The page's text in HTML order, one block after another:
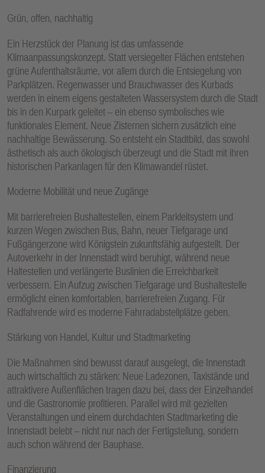
Grün, offen, nachhaltig
Ein Herzstück der Planung ist das umfassende
Klimaanpassungskonzept. Statt versiegelter Flächen entstehen
grüne Aufenthaltsräume, vor allem durch die Entsiegelung von
Parkplätzen. Regenwasser und Brauchwasser des Kurbads
werden in einem eigens gestalteten Wassersystem durch die Stadt
bis in den Kurpark geleitet – ein ebenso symbolisches wie
funktionales Element. Neue Zisternen sichern zusätzlich eine
nachhaltige Bewässerung. So entsteht ein Stadtbild, das sowohl
ästhetisch als auch ökologisch überzeugt und die Stadt mit ihren
historischen Parkanlagen für den Klimawandel rüstet.
Moderne Mobilität und neue Zugänge
Mit barrierefreien Bushaltestellen, einem Parkleitsystem und
kurzen Wegen zwischen Bus, Bahn, neuer Tiefgarage und
Fußgängerzone wird Königstein zukunftsfähig aufgestellt. Der
Autoverkehr in der Innenstadt wird beruhigt, während neue
Haltestellen und verlängerte Buslinien die Erreichbarkeit
verbessern. Ein Aufzug zwischen Tiefgarage und Bushaltestelle
ermöglicht einen komfortablen, barrierefreien Zugang. Für
Radfahrende wird es moderne Fahrradabstellplätze geben.
Stärkung von Handel, Kultur und Stadtmarketing
Die Maßnahmen sind bewusst darauf ausgelegt, die Innenstadt
auch wirtschaftlich zu stärken: Neue Ladezonen, Taxistände und
attraktivere Außenflächen tragen dazu bei, dass der Einzelhandel
und die Gastronomie profitieren. Parallel wird mit gezielten
Veranstaltungen und einem durchdachten Stadtmarketing die
Innenstadt belebt – nicht nur nach der Fertigstellung, sondern
auch schon während der Bauphase.
Finanzierung